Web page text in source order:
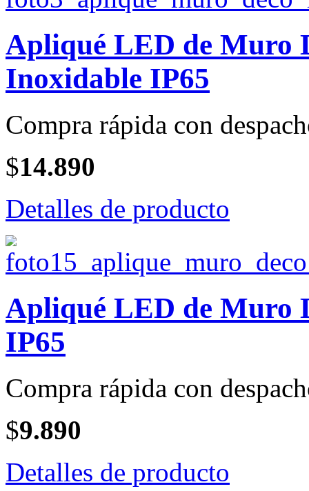
Apliqué LED de Muro
Inoxidable IP65
Compra rápida con
$14.890
Detalles de producto
Apliqué LED de Muro
IP65
Compra rápida con
$9.890
Detalles de producto